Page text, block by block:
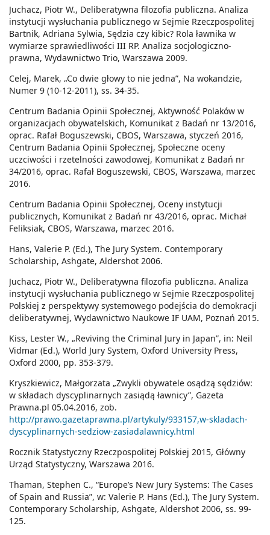
Juchacz, Piotr W., Deliberatywna filozofia publiczna. Analiza
instytucji wysłuchania publicznego w Sejmie Rzeczpospolitej
Bartnik, Adriana Sylwia, Sędzia czy kibic? Rola ławnika w
wymiarze sprawiedliwości III RP. Analiza socjologiczno-
prawna, Wydawnictwo Trio, Warszawa 2009.
Celej, Marek, „Co dwie głowy to nie jedna”, Na wokandzie,
Numer 9 (10-12-2011), ss. 34-35.
Centrum Badania Opinii Społecznej, Aktywność Polaków w
organizacjach obywatelskich, Komunikat z Badań nr 13/2016,
oprac. Rafał Boguszewski, CBOS, Warszawa, styczeń 2016,
Centrum Badania Opinii Społecznej, Społeczne oceny
uczciwości i rzetelności zawodowej, Komunikat z Badań nr
34/2016, oprac. Rafał Boguszewski, CBOS, Warszawa, marzec
2016.
Centrum Badania Opinii Społecznej, Oceny instytucji
publicznych, Komunikat z Badań nr 43/2016, oprac. Michał
Feliksiak, CBOS, Warszawa, marzec 2016.
Hans, Valerie P. (Ed.), The Jury System. Contemporary
Scholarship, Ashgate, Aldershot 2006.
Juchacz, Piotr W., Deliberatywna filozofia publiczna. Analiza
instytucji wysłuchania publicznego w Sejmie Rzeczpospolitej
Polskiej z perspektywy systemowego podejścia do demokracji
deliberatywnej, Wydawnictwo Naukowe IF UAM, Poznań 2015.
Kiss, Lester W., „Reviving the Criminal Jury in Japan”, in: Neil
Vidmar (Ed.), World Jury System, Oxford University Press,
Oxford 2000, pp. 353-379.
Kryszkiewicz, Małgorzata „Zwykli obywatele osądzą sędziów:
w składach dyscyplinarnych zasiądą ławnicy”, Gazeta
Prawna.pl 05.04.2016, zob.
http://prawo.gazetaprawna.pl/artykuly/933157,w-skladach-
dyscyplinarnych-sedziow-zasiadalawnicy.html
Rocznik Statystyczny Rzeczpospolitej Polskiej 2015, Główny
Urząd Statystyczny, Warszawa 2016.
Thaman, Stephen C., “Europe’s New Jury Systems: The Cases
of Spain and Russia”, w: Valerie P. Hans (Ed.), The Jury System.
Contemporary Scholarship, Ashgate, Aldershot 2006, ss. 99-
125.